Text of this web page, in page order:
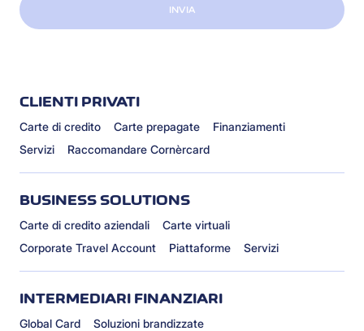
INVIA
CLIENTI PRIVATI
Carte di credito Carte prepagate
Finanziamenti
Servizi
Raccomandare Cornèrcard
BUSINESS SOLUTIONS
Carte di credito aziendali
Carte virtuali
Corporate Travel Account
Piattaforme Servizi
INTERMEDIARI FINANZIARI
Global Card Soluzioni brandizzate